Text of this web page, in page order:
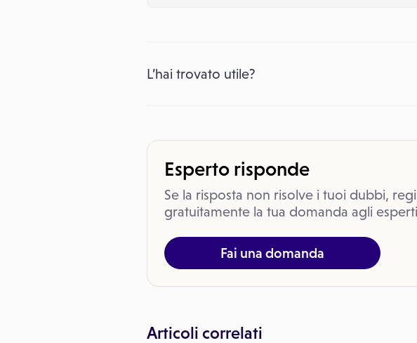
L’hai trovato utile?
Esperto risponde
Se la risposta non risolve i tuoi dubbi,
gratuitamente la tua domanda agli
Fai una domanda
Articoli correlati